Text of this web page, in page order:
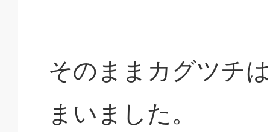
そのままカグツチ
まいました。